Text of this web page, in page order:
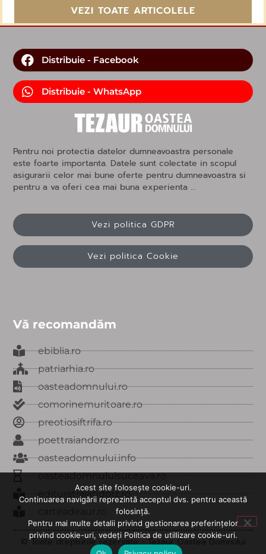
VEZI TOATE ARTICOLELE
Distribuie - Facebook
Distribuie - WhatsApp
Pentru noi protectia datelor dumneavoastra personale
este foarte importanta. Datele sunt colectate in scopul
asigurarii celor mai bune oferte pentru dumneavoastra si
pentru a va oferi cea mai buna experienta …
Vezi politica GDPR
Vezi politica Cookie
Vă recomandăm
ebiblia.ro
patriarhia.ro
oasteadomnului.ro
comorinemuritoare.ro
preotiosiftrifa.ro
poettraiandorz.ro
oasteadomnului.info
oasteadomnuluisuceava.ro
edituratraiandorz.ro
© Toate drepturile rezervate - Tezaur Oastea Domnului
Acest site folosește cookie-uri.
Continuarea navigării reprezintă acceptul dvs. pentru această
folosință.
Pentru mai multe detalii privind gestionarea preferințelor
privind cookie-uri, vedeți Politica de utillizare cookie-uri.